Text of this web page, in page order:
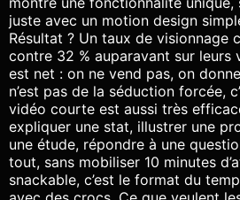
juste avec un motion design
Résultat ? Un taux de visionnage
contre 32 % auparavant sur leurs
est net : on ne vend pas, on
n’est pas de la séduction forcée,
vidéo courte est aussi très
expliquer une stat, illustrer une
une étude, répondre à une
tout, sans mobiliser 10 minutes
snackable, c’est le format du